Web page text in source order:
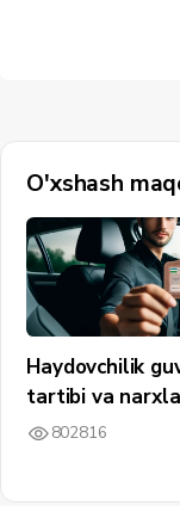
O'xshash
Haydovchilik
tartibi va
802816